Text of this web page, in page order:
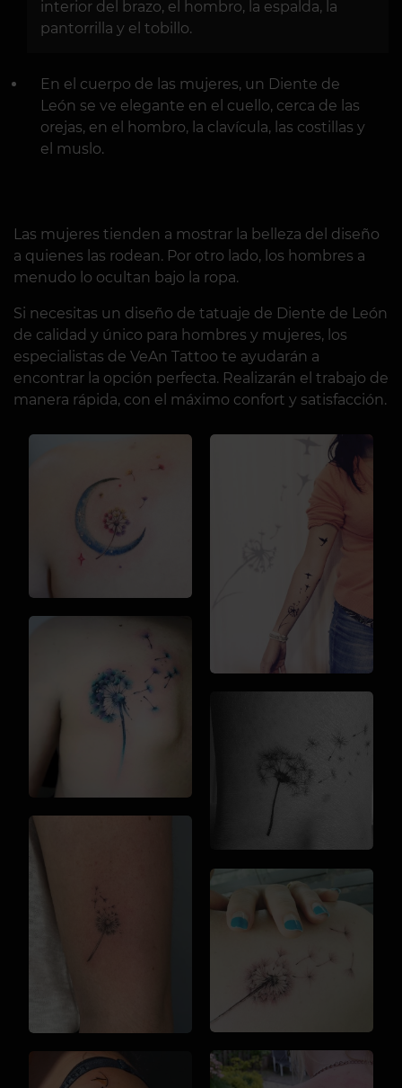
interior del brazo, el hombro, la espalda, la
pantorrilla y el tobillo.
En el cuerpo de las mujeres, un Diente de
León se ve elegante en el cuello, cerca de las
orejas, en el hombro, la clavícula, las costillas y
el muslo.
Las mujeres tienden a mostrar la belleza del diseño
a quienes las rodean. Por otro lado, los hombres a
menudo lo ocultan bajo la ropa.
Si necesitas un diseño de tatuaje de Diente de León
de calidad y único para hombres y mujeres, los
especialistas de VeAn Tattoo te ayudarán a
encontrar la opción perfecta. Realizarán el trabajo de
manera rápida, con el máximo confort y satisfacción.